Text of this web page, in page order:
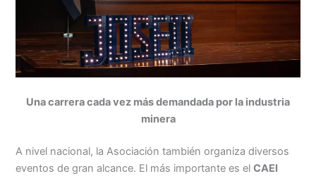
Una carrera cada vez más demandada por la industria
minera
A nivel nacional, la Asociación también organiza diversos
eventos de gran alcance. El más importante es elCAEI